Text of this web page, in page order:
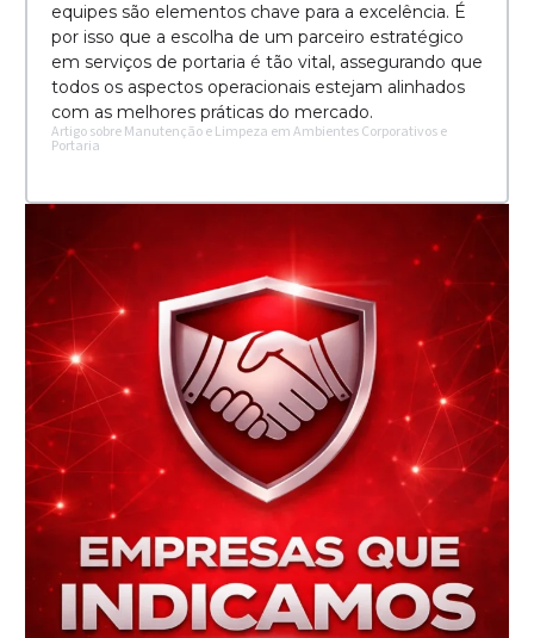
equipes são elementos chave para a excelência. É
por isso que a escolha de um parceiro estratégico
em serviços de portaria é tão vital, assegurando que
todos os aspectos operacionais estejam alinhados
com as melhores práticas do mercado.
Artigo sobre Manutenção e Limpeza em Ambientes Corporativos e
Portaria